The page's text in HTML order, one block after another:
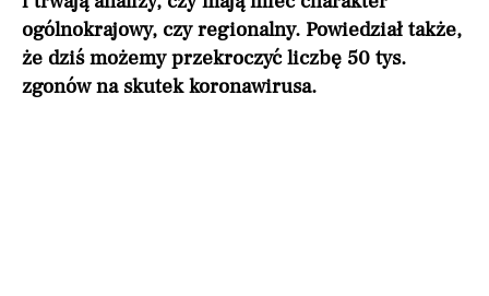
ogólnokrajowy, czy regionalny. Powiedział także,
że dziś możemy przekroczyć liczbę 50 tys.
zgonów na skutek koronawirusa.